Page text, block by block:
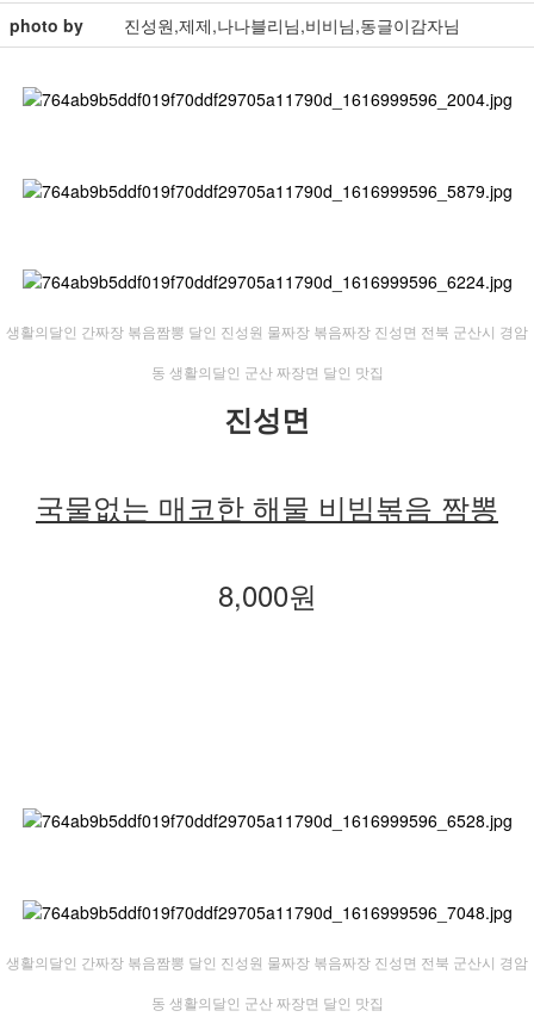
photo by
진성원,제제,나나블리님,비비님,동글이감자님
​생활의달인 간짜장 볶음짬뽕 달인 진성원 물짜장 볶음짜장 진성면 전북 군산시 경암
동 생활의달인 군산 짜장면 달인 맛집
진성면
국물없는 매코한 해물 비빔볶음 짬뽕
8,000원
​생활의달인 간짜장 볶음짬뽕 달인 진성원 물짜장 볶음짜장 진성면 전북 군산시 경암
동 생활의달인 군산 짜장면 달인 맛집